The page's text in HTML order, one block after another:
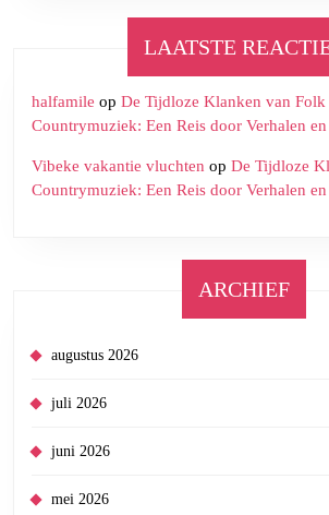
LAATSTE
halfamile op De Tijdloze Klanken van Folk
Countrymuziek: Een Reis door Verhalen
Vibeke vakantie vluchten op De Tijdloze
Countrymuziek: Een Reis door Verhalen
ARCHIEF
augustus 2026
juli 2026
juni 2026
mei 2026